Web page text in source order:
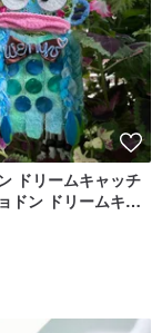
ドリームキャッチ
ドン ドリームキャ